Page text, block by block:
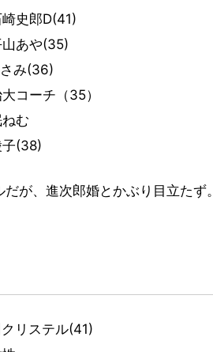
史郎D(41)
あや(35)
み(36)
コーチ（35）
む
(38)
が、進次郎婚とかぶり目立たず。
リステル(41)